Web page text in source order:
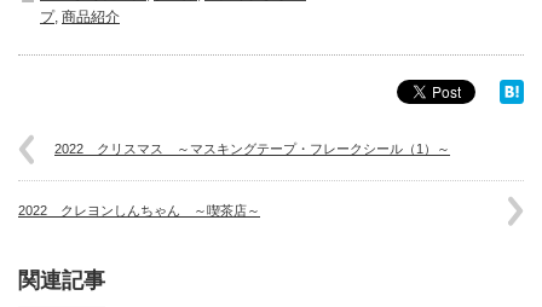
プ, 商品紹介
2022 クリスマス ～マスキングテープ・フレークシール（1）～
2022 クレヨンしんちゃん ～喫茶店～
関連記事